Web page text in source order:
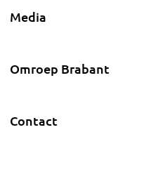
Media
Omroep Brabant
Contact